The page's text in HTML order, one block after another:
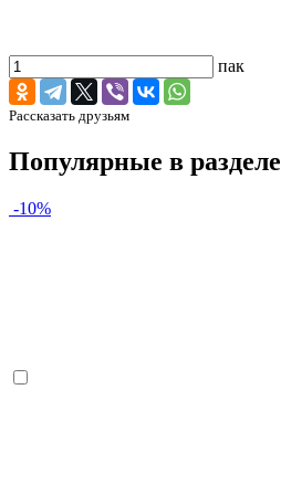
пак
Рассказать друзьям
Популярные в разделе
-10%